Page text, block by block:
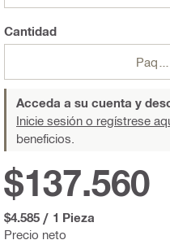
Cantidad
Acceda a su cuenta y
Inicie sesión o regístrese
beneficios.
Precio neto
$137.560
$4.585 / 1 Pieza